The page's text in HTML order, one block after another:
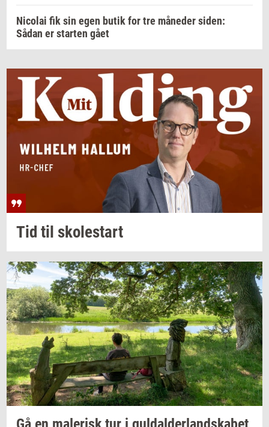
Nicolai fik sin egen butik for tre måneder siden:
Sådan er starten gået
Tid til sko­lestart